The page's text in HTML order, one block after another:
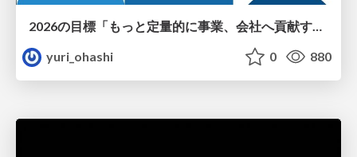
2026の目標「もっと定量的に事業、会社へ貢献する！」
yuri_ohashi
0 880